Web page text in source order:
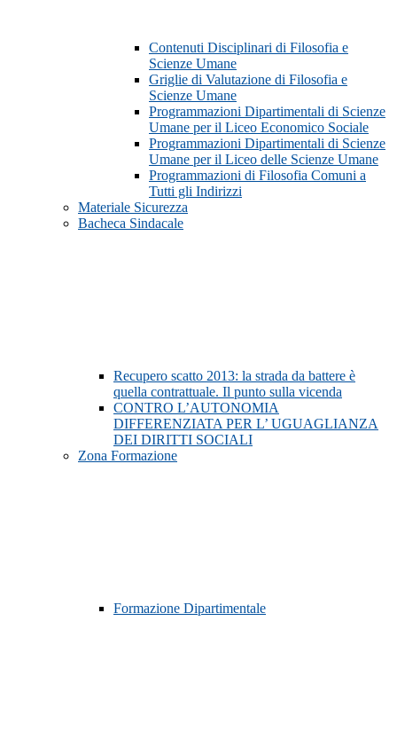
Contenuti Disciplinari di Filosofia e
Scienze Umane
Griglie di Valutazione di Filosofia e
Scienze Umane
Programmazioni Dipartimentali di Scienze
Umane per il Liceo Economico Sociale
Programmazioni Dipartimentali di Scienze
Umane per il Liceo delle Scienze Umane
Programmazioni di Filosofia Comuni a
Tutti gli Indirizzi
Materiale Sicurezza
Bacheca Sindacale
Recupero scatto 2013: la strada da battere è
quella contrattuale. Il punto sulla vicenda
CONTRO L’AUTONOMIA
DIFFERENZIATA PER L’ UGUAGLIANZA
DEI DIRITTI SOCIALI
Zona Formazione
Formazione Dipartimentale